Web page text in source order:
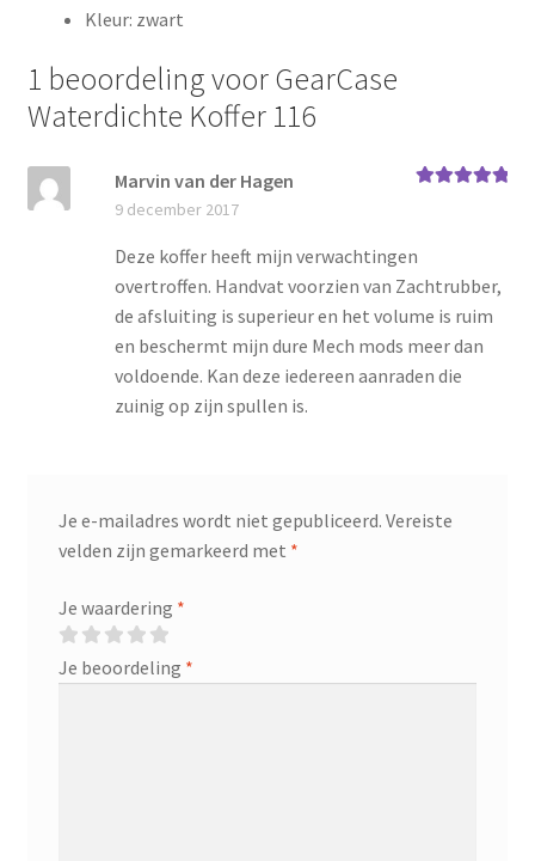
Kleur: zwart
1 beoordeling voorGearCase
Waterdichte Koffer 116
Marvin van der Hagen
9 december 2017
Deze koffer heeft mijn verwachtingen
overtroffen. Handvat voorzien van Zachtrubber,
de afsluiting is superieur en het volume is ruim
en beschermt mijn dure Mech mods meer dan
voldoende. Kan deze iedereen aanraden die
zuinig op zijn spullen is.
Je e-mailadres wordt niet gepubliceerd. Vereiste
velden zijn gemarkeerd met *
Je waardering *
Je beoordeling *